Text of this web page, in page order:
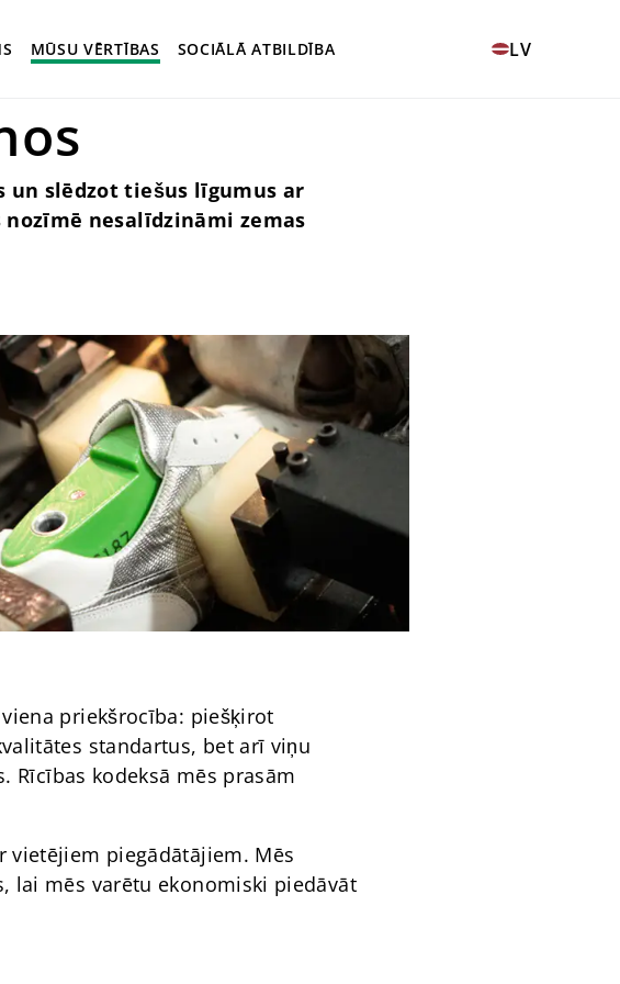
LV
MŪSU VĒRTĪBAS SOCIĀLĀ ATBILDĪBA
un slēdzot tiešus līgumus ar
nesalīdzināmi zemas
priekšrocība: piešķirot
standartus, bet arī viņu
kodeksā mēs prasām
piegādātājiem. Mēs
lai mēs varētu ekonomiski piedāvāt